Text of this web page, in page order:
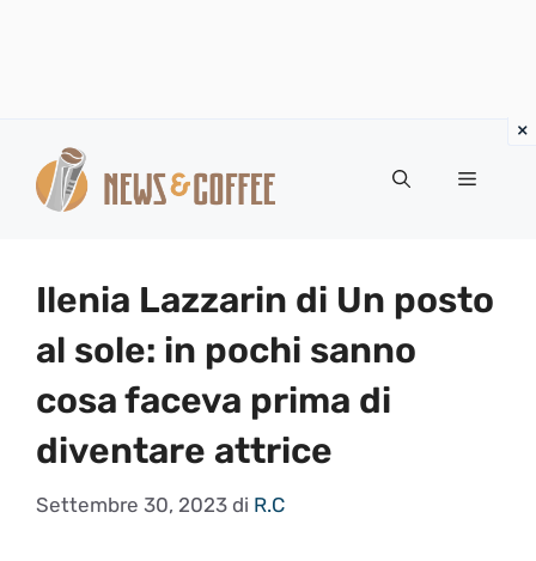
contenuto
Menu
Ilenia Lazzarin di Un posto
al sole: in pochi sanno
cosa faceva prima di
diventare attrice
Settembre 30, 2023 di R.C